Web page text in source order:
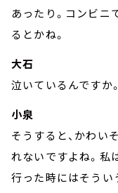
あったり。コンビ
るとかね。
大石
泣いているんですか。
小泉
そうすると、かわい
れないですよね。私
行った時にはそうい